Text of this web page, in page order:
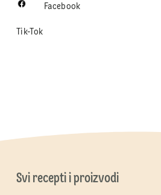
Facebook
Tik-Tok
Svi recepti i proizvodi